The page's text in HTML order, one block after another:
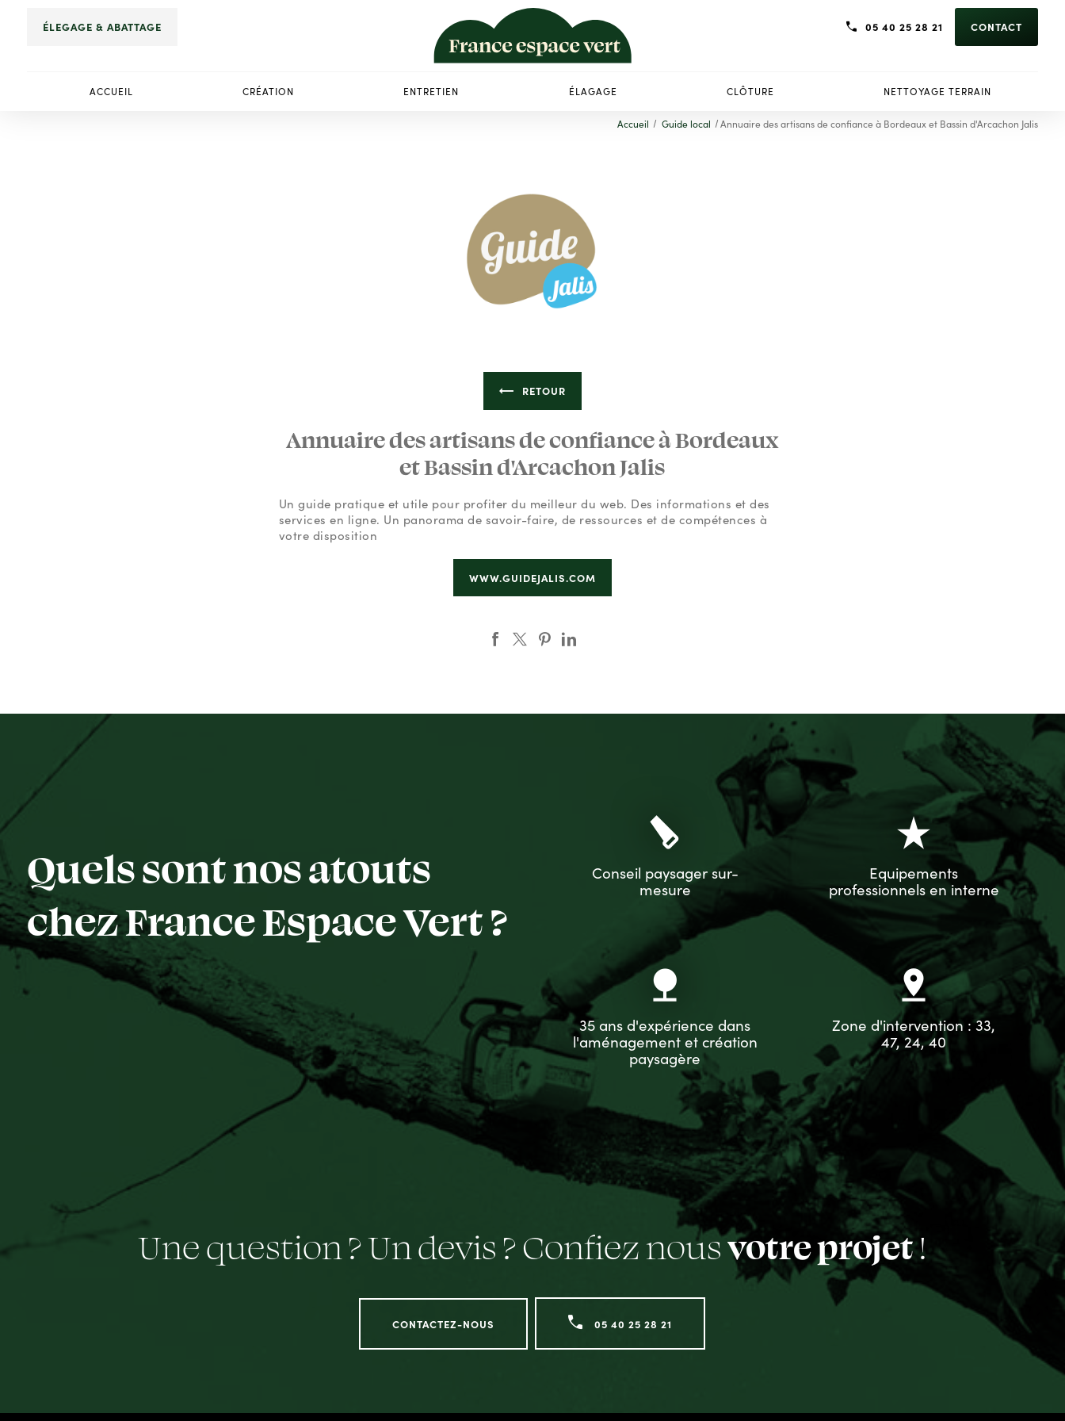
ÉLEGAGE & ABATTAGE 05 40 25 28 21 CONTACT
ACCUEIL CRÉATION ENTRETIEN ÉLAGAGE CLÔTURE NETTOYAGE TERRAIN
Accueil Guide local Annuaire des artisans de confiance à Bordeaux et Bassin d'Arcachon Jalis
RETOUR
Annuaire des artisans de confiance à Bordeaux
et Bassin d'Arcachon Jalis
Un guide pratique et utile pour profiter du meilleur du web. Des informations et des
services en ligne. Un panorama de savoir-faire, de ressources et de compétences à
votre disposition
WWW.GUIDEJALIS.COM
Quels sont nos atouts
chez France Espace Vert ?
carpenter
Conseil paysager sur-
mesure
star_rate
Equipements
professionnels en interne
nature
35 ans d'expérience dans
l'aménagement et création
paysagère
pin_drop
Zone d'intervention : 33,
47, 24, 40
Une question ? Un devis ? Confiez nousvotre projet!
CONTACTEZ-NOUS 05 40 25 28 21